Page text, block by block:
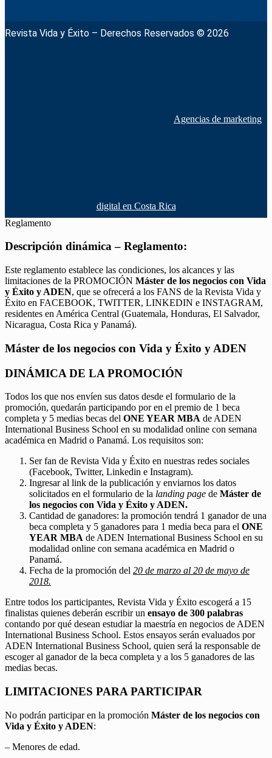
Revista Vida y Éxito – Derechos Reservados © 2026
Agencias de marketing
digital en Costa Rica
Reglamento
Descripción dinámica – Reglamento:
Este reglamento establece las condiciones, los alcances y las
limitaciones de la PROMOCIÓN Máster de los negocios con Vida
y Éxito y ADEN, que se ofrecerá a los FANS de la Revista Vida y
Éxito en FACEBOOK, TWITTER, LINKEDIN e INSTAGRAM,
residentes en América Central (Guatemala, Honduras, El Salvador,
Nicaragua, Costa Rica y Panamá).
Máster de los negocios con Vida y Éxito y ADEN
DINÁMICA DE LA PROMOCIÓN
Todos los que nos envíen sus datos desde el formulario de la
promoción, quedarán participando por en el premio de 1 beca
completa y 5 medias becas del ONE YEAR MBA de ADEN
International Business School en su modalidad online con semana
académica en Madrid o Panamá. Los requisitos son:
Ser fan de Revista Vida y Éxito en nuestras redes sociales
(Facebook, Twitter, Linkedin e Instagram).
Ingresar al link de la publicación y enviarnos los datos
solicitados en el formulario de la landing page de Máster de
los negocios con Vida y Éxito y ADEN.
Cantidad de ganadores: la promoción tendrá 1 ganador de una
beca completa y 5 ganadores para 1 media beca para el ONE
YEAR MBA de ADEN International Business School en su
modalidad online con semana académica en Madrid o
Panamá.
Fecha de la promoción del 20 de marzo al 20 de mayo de
2018.
Entre todos los participantes, Revista Vida y Éxito escogerá a 15
finalistas quienes deberán escribir un ensayo de 300 palabras
contando por qué desean estudiar la maestría en negocios de ADEN
International Business School. Estos ensayos serán evaluados por
ADEN International Business School, quien será la responsable de
escoger al ganador de la beca completa y a los 5 ganadores de las
medias becas.
LIMITACIONES PARA PARTICIPAR
No podrán participar en la promoción Máster de los negocios con
Vida y Éxito y ADEN:
– Menores de edad.